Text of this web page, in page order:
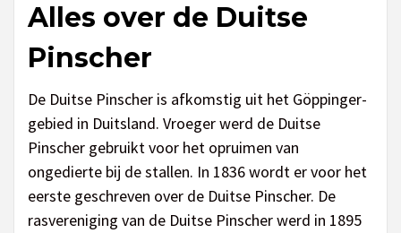
Alles over de Duitse
Pinscher
De Duitse Pinscher is afkomstig uit het Göppinger-
gebied in Duitsland. Vroeger werd de Duitse
Pinscher gebruikt voor het opruimen van
ongedierte bij de stallen. In 1836 wordt er voor het
eerste geschreven over de Duitse Pinscher. De
rasvereniging van de Duitse Pinscher werd in 1895